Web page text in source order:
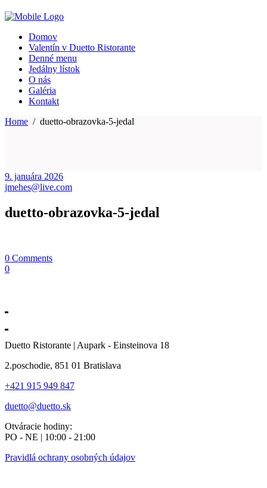
Domov
Valentín v Duetto Ristorante
Denné menu
Jedálny lístok
O nás
Galéria
Kontakt
Home / duetto-obrazovka-5-jedal
9. januára 2026
jmehes@live.com
duetto-obrazovka-5-jedal
0 Comments
0
Duetto Ristorante | Aupark - Einsteinova 18
2.poschodie, 851 01 Bratislava
+421 915 949 847
duetto@duetto.sk
Otváracie hodiny:
PO - NE | 10:00 - 21:00
Pravidlá ochrany osobných údajov